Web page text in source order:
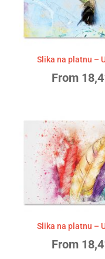
Slika na platnu –
From
Slika na platnu –
From